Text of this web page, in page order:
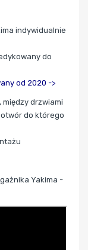
indywidualnie
do
od 2020 ->
drzwiami
otwór do którego
Yakima -